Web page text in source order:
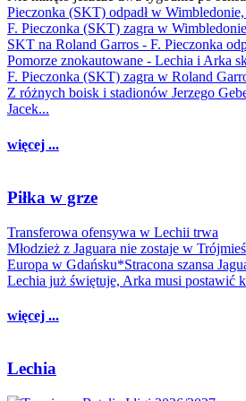
Pieczonka (SKT) odpadł w Wimbledonie,
F. Pieczonka (SKT) zagra w Wimbledonie
SKT na Roland Garros - F. Pieczonka
Pomorze znokautowane - Lechia i Arka
F. Pieczonka (SKT) zagra w Roland
Z różnych boisk i stadionów Jerzego
Jacek...
więcej ...
Piłka w grze
Transferowa ofensywa w Lechii trwa
Młodzież z Jaguara nie zostaje w
Europa w Gdańsku*Stracona szansa
Lechia już świętuje, Arka musi postawić
więcej ...
Lechia